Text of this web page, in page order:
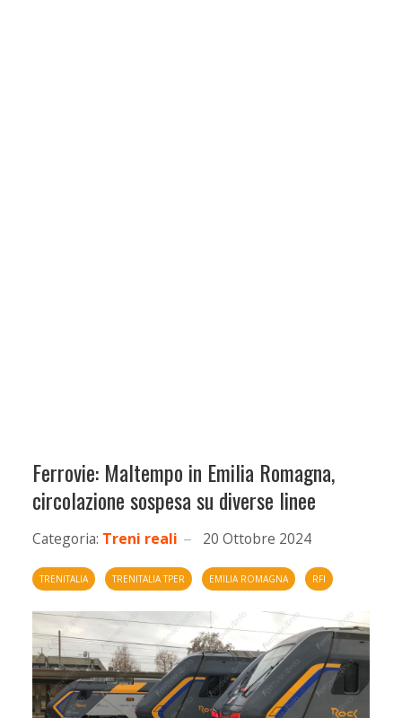
Ferrovie: Maltempo in Emilia Romagna,
circolazione sospesa su diverse linee
Categoria: Treni reali 20 Ottobre 2024
TRENITALIA TRENITALIA TPER EMILIA ROMAGNA RFI